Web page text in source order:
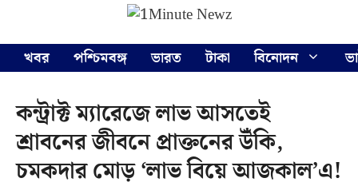
content
খবর
পশ্চিমবঙ্গ ভারত টাকা বিনোদন
কন্ট্রাক্ট ম্যারেজে লাভ আসতেই
শ্রাবনের জীবনে প্রাক্তনের উঁকি,
চমকদার মোড় ‘লাভ বিয়ে আজকাল’এ!